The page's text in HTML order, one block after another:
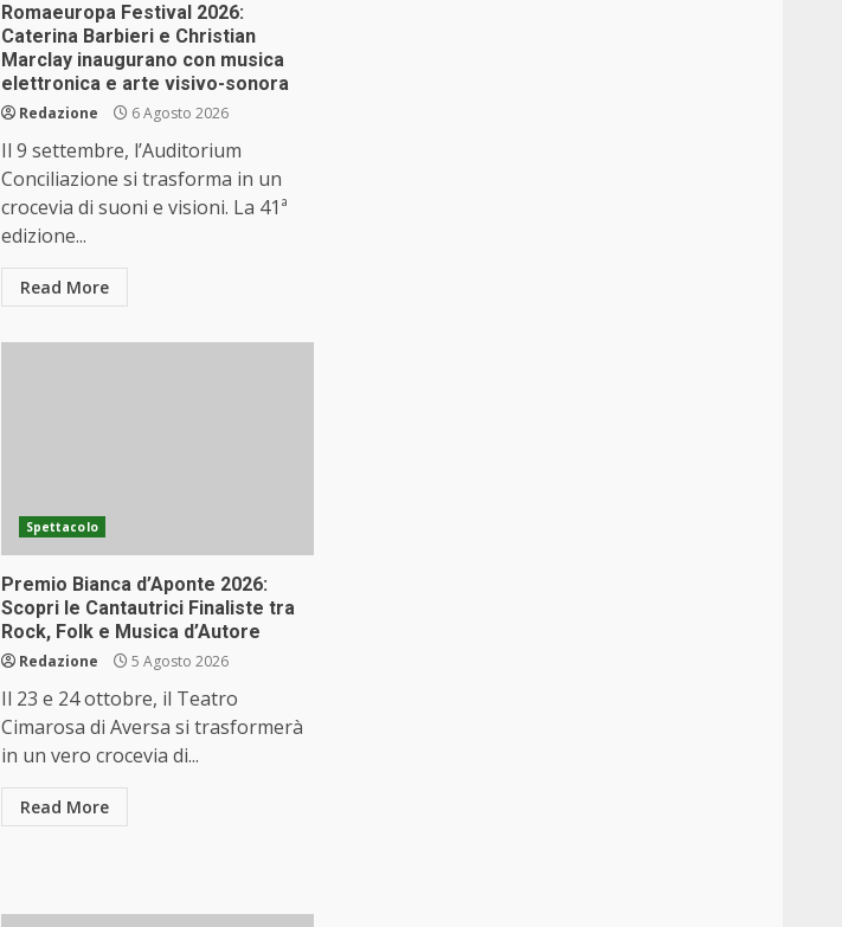
Romaeuropa Festival 2026:
Caterina Barbieri e Christian
Marclay inaugurano con musica
elettronica e arte visivo-sonora
Redazione 6 Agosto 2026
Il 9 settembre, l’Auditorium
Conciliazione si trasforma in un
crocevia di suoni e visioni. La 41ª
edizione...
Read More
Spettacolo
Premio Bianca d’Aponte 2026:
Scopri le Cantautrici Finaliste tra
Rock, Folk e Musica d’Autore
Redazione 5 Agosto 2026
Il 23 e 24 ottobre, il Teatro
Cimarosa di Aversa si trasformerà
in un vero crocevia di...
Read More